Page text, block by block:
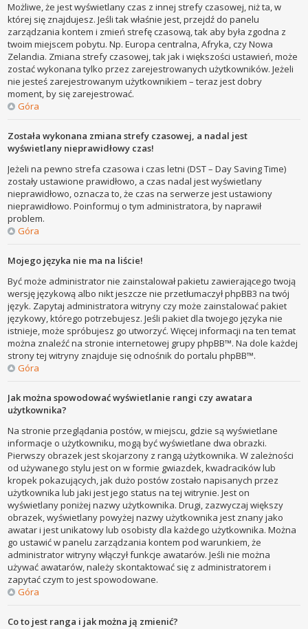
Możliwe, że jest wyświetlany czas z innej strefy czasowej, niż ta, w
której się znajdujesz. Jeśli tak właśnie jest, przejdź do panelu
zarządzania kontem i zmień strefę czasową, tak aby była zgodna z
twoim miejscem pobytu. Np. Europa centralna, Afryka, czy Nowa
Zelandia. Zmiana strefy czasowej, tak jak i większości ustawień, może
zostać wykonana tylko przez zarejestrowanych użytkowników. Jeżeli
nie jesteś zarejestrowanym użytkownikiem – teraz jest dobry
moment, by się zarejestrować.
Góra
Została wykonana zmiana strefy czasowej, a nadal jest
wyświetlany nieprawidłowy czas!
Jeżeli na pewno strefa czasowa i czas letni (DST – Day Saving Time)
zostały ustawione prawidłowo, a czas nadal jest wyświetlany
nieprawidłowo, oznacza to, że czas na serwerze jest ustawiony
nieprawidłowo. Poinformuj o tym administratora, by naprawił
problem.
Góra
Mojego języka nie ma na liście!
Być może administrator nie zainstalował pakietu zawierającego twoją
wersję językową albo nikt jeszcze nie przetłumaczył phpBB3 na twój
język. Zapytaj administratora witryny czy może zainstalować pakiet
językowy, którego potrzebujesz. Jeśli pakiet dla twojego języka nie
istnieje, może spróbujesz go utworzyć. Więcej informacji na ten temat
można znaleźć na stronie internetowej grupy phpBB™. Na dole każdej
strony tej witryny znajduje się odnośnik do portalu phpBB™.
Góra
Jak można spowodować wyświetlanie rangi czy awatara
użytkownika?
Na stronie przeglądania postów, w miejscu, gdzie są wyświetlane
informacje o użytkowniku, mogą być wyświetlane dwa obrazki.
Pierwszy obrazek jest skojarzony z rangą użytkownika. W zależności
od używanego stylu jest on w formie gwiazdek, kwadracików lub
kropek pokazujących, jak dużo postów zostało napisanych przez
użytkownika lub jaki jest jego status na tej witrynie. Jest on
wyświetlany poniżej nazwy użytkownika. Drugi, zazwyczaj większy
obrazek, wyświetlany powyżej nazwy użytkownika jest znany jako
awatar i jest unikatowy lub osobisty dla każdego użytkownika. Można
go ustawić w panelu zarządzania kontem pod warunkiem, że
administrator witryny włączył funkcje awatarów. Jeśli nie można
używać awatarów, należy skontaktować się z administratorem i
zapytać czym to jest spowodowane.
Góra
Co to jest ranga i jak można ją zmienić?